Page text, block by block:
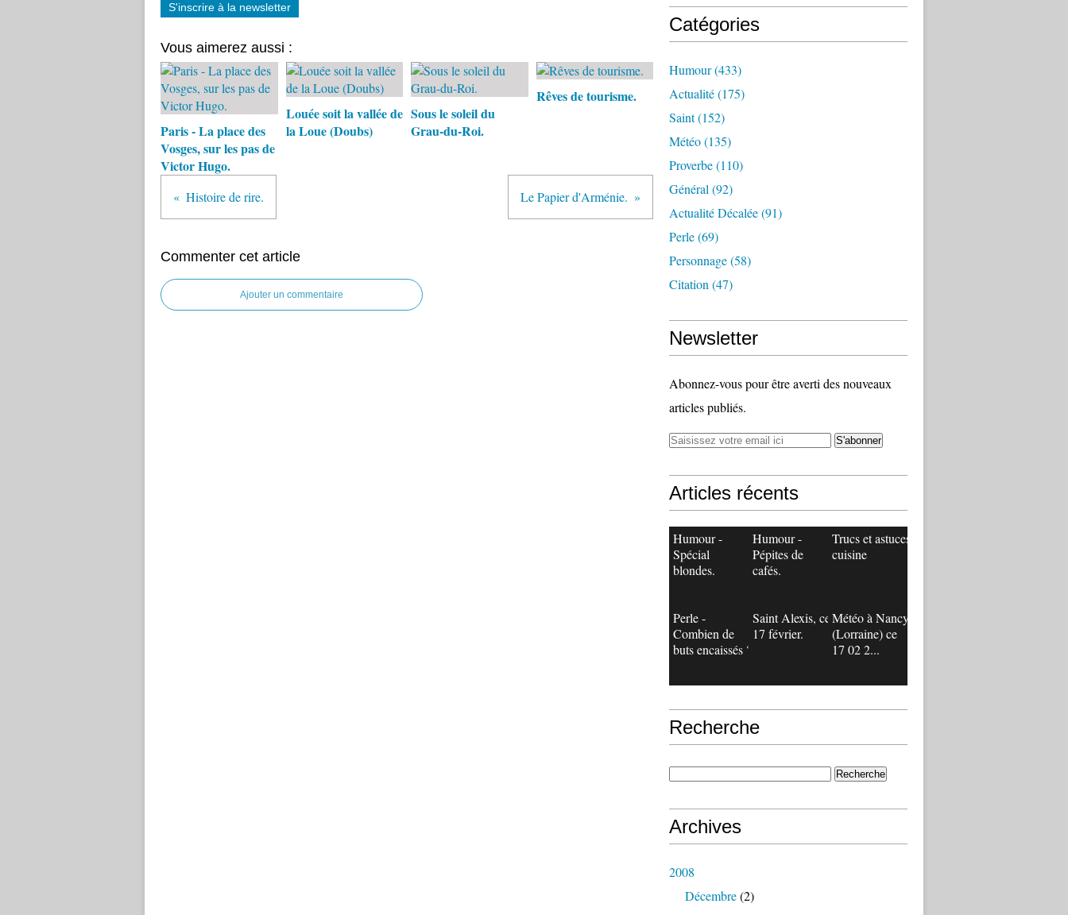
S'inscrire à la newsletter
Vous aimerez aussi :
Paris - La place des
Vosges, sur les pas de
Victor Hugo.
Louée soit la vallée de
la Loue (Doubs)
Sous le soleil du
Grau-du-Roi.
Rêves de tourisme.
Histoire de rire. Le Papier d'Arménie.
Commenter cet article
Ajouter un commentaire
Catégories
Humour(433)
Actualité(175)
Saint(152)
Météo(135)
Proverbe(110)
Général (92)
Actualité Décalée(91)
Perle(69)
Personnage(58)
Citation (47)
Newsletter
Abonnez-vous pour être averti des nouveaux
articles publiés.
Articles récents
Humour -
Spécial
blondes.
Humour -
Pépites de
cafés.
Trucs et astuces
cuisine
Perle -
Combien de
buts encaissés ?
Saint Alexis, ce
17 février.
Météo à Nancy
(Lorraine) ce
17 02 2...
Recherche
Archives
2008
Décembre(2)